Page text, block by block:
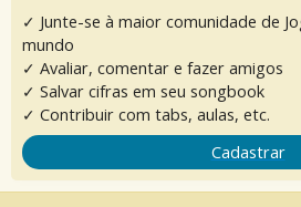
✓ Junte-se à maior comunidade de
mundo
✓ Avaliar, comentar e fazer amigos
✓ Salvar cifras em seu songbook
✓ Contribuir com tabs, aulas, etc.
Cadastrar